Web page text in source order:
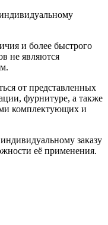
и более быстрого
не являются
от представленных
фурнитуре, а также
комплектующих и
заказу
её применения.